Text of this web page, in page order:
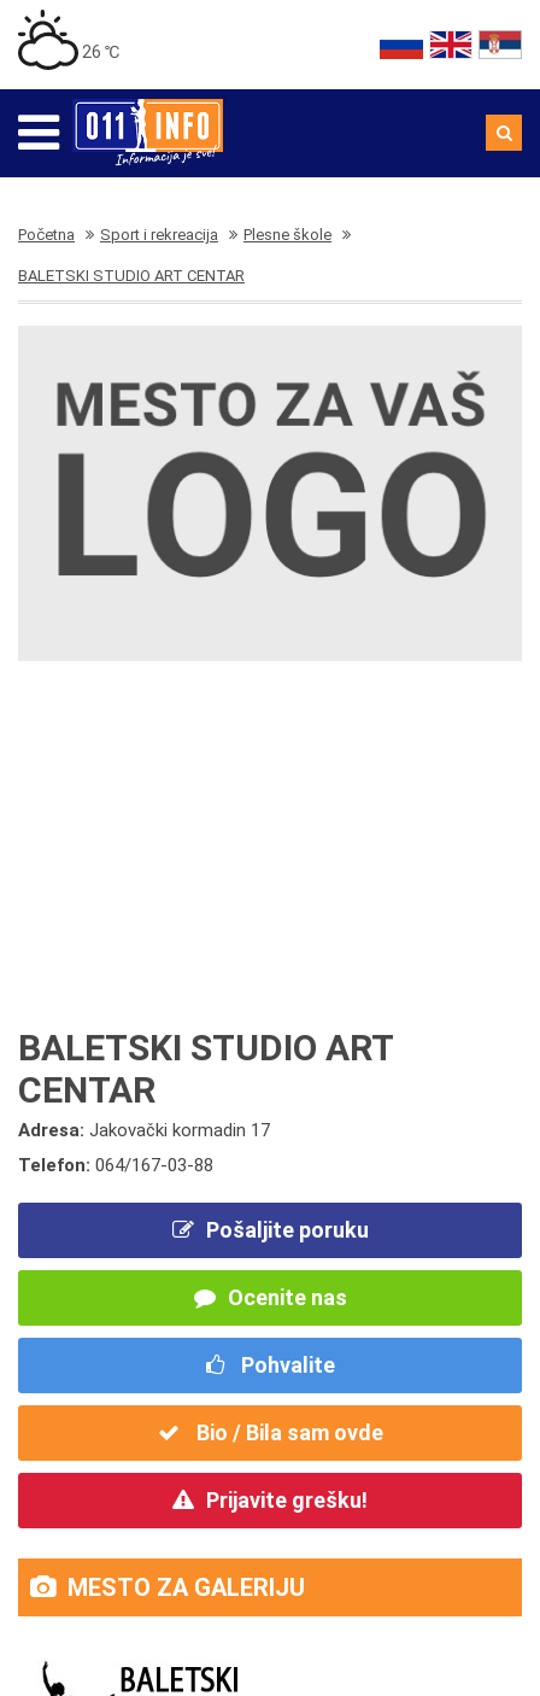
26 ℃
Početna Sport i rekreacija Plesne škole
BALETSKI STUDIO ART CENTAR
BALETSKI STUDIO ART
CENTAR
Adresa: Jakovački kormadin 17
Telefon: 064/167-03-88
Pošaljite poruku
Ocenite nas
Pohvalite
Bio / Bila sam ovde
Prijavite grešku!
MESTO ZA GALERIJU